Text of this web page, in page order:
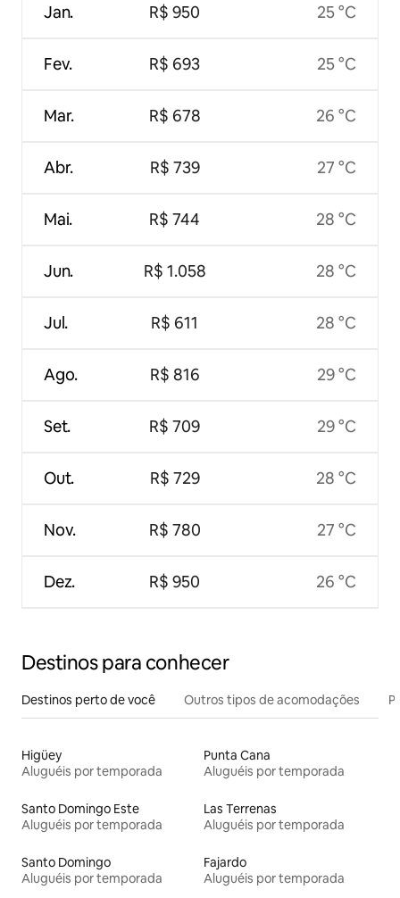
Jan.
Fev.
Mar.
Abr.
Mai.
Jun.
Jul.
Ago.
Set.
Out.
Nov.
Dez.
R$ 950
R$ 693
R$ 678
R$ 739
R$ 744
R$ 1.058
R$ 611
R$ 816
R$ 709
R$ 729
R$ 780
R$ 950
25 °C
25 °C
26 °C
27 °C
28 °C
28 °C
28 °C
29 °C
29 °C
28 °C
27 °C
26 °C
Destinos para conhecer
Destinos perto de você Outros tipos de acomodações
Higüey
Aluguéis por temporada
Punta Cana
Aluguéis por temporada
Santo Domingo Este
Aluguéis por temporada
Las Terrenas
Aluguéis por temporada
Santo Domingo
Aluguéis por temporada
Fajardo
Aluguéis por temporada